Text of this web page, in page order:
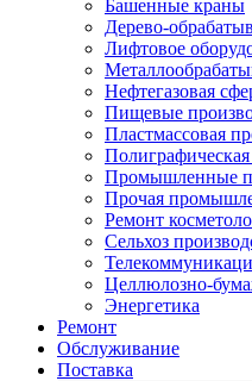
Башенные краны
Дерево-
Лифтовое
Нефтегазовая
Пищевые
Пластмассовая
Промышленные
Прочая
Ремонт
Сельхоз
Целлюлозно-
Энергетика
Ремонт
Обслуживание
Поставка